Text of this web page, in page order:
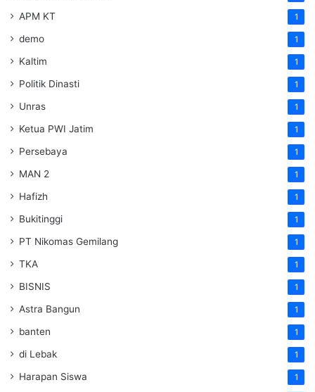
APM KT 1
demo 1
Kaltim 1
Politik Dinasti 1
Unras 1
Ketua PWI Jatim 1
Persebaya 1
MAN 2 1
Hafizh 1
Bukitinggi 1
PT Nikomas Gemilang 1
TKA 1
BISNIS 1
Astra Bangun 1
banten 1
di Lebak 1
Harapan Siswa 1